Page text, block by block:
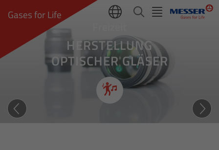
Gases for Life
HERSTELLUNG
OPTISCHER GLÄSER
Effizienter Scharfblick